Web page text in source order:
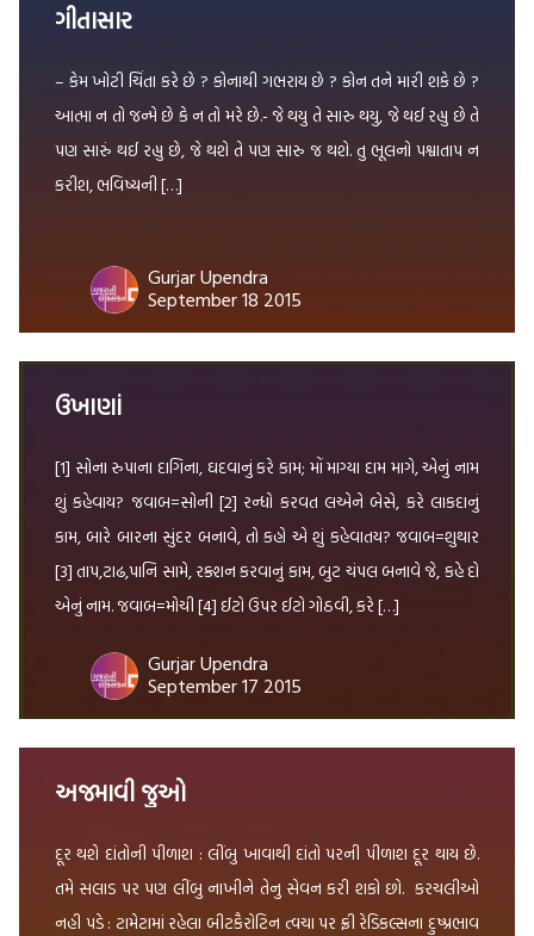
ગીતાસાર
– કેમ ખોટી ચિંતા કરે છે ? કોનાથી ગભરાય છે ? કોન તને મારી શકે છે ?
આત્મા ન તો જન્મે છે કે ન તો મરે છે.- જે થયુ તે સારુ થયુ, જે થઈ રહ્યુ છે તે
પણ સારું થઈ રહ્યુ છે, જે થશે તે પણ સારુ જ થશે. તુ ભૂલનો પશ્વાતાપ ન
કરીશ, ભવિષ્યની […]
Gurjar Upendra
September 18 2015
ઉખાણાં
[1] સોના રુપાના દાગિના, ઘદવાનું કરે કામ; મોં માગ્યા દામ માગે, એનું નામ
શું કહેવાય? જવાબ=સોની [2] રન્ધો કરવત લએને બેસે, કરે લાકદાનું
કામ, બારે બારના સુંદર બનાવે, તો કહો એ શું કહેવાતય? જવાબ=શુથાર
[3] તાપ,ટાઢ,પાનિ સામે, રક્શન કરવાનું કામ, બુટ ચંપલ બનાવે જે, કહે દો
એનું નામ. જવાબ=મોચી [4] ઈટો ઉપર ઈટો ગોઠવી, કરે […]
Gurjar Upendra
September 17 2015
અજમાવી જુઓ
દૂર થશે દાંતોની પીળાશ : લીંબુ ખાવાથી દાંતો પરની પીળાશ દૂર થાય છે.
તમે સલાડ પર પણ લીંબુ નાખીને તેનુ સેવન કરી શકો છો. કરચલીઓ
નહી પડે : ટામેટામાં રહેલા બીટકૈરોટિન ત્વચા પર ફ્રી રેડિકલ્સના દુષ્પ્રભાવ